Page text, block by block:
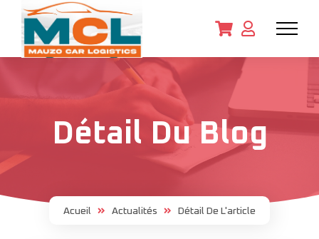
Détail Du Blog
Acueil Actualités Détail De L'article